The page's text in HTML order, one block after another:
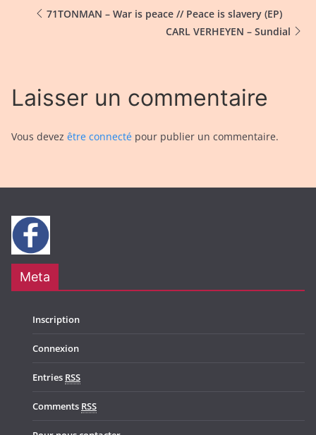
71TONMAN – War is peace // Peace is slavery (EP)
CARL VERHEYEN – Sundial
Laisser un commentaire
Vous devez être connecté pour publier un commentaire.
Meta
Inscription
Connexion
Entries RSS
Comments RSS